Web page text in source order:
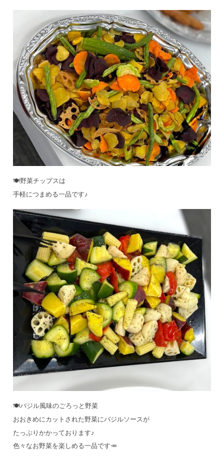
🍽️野菜チップスは
手軽につまめる一品です♪
🍽️バジル風味のごろっと野菜
おおきめにカットされた野菜にバジルソースが
たっぷりかかっております♪
色々なお野菜を楽しめる一品です🥕